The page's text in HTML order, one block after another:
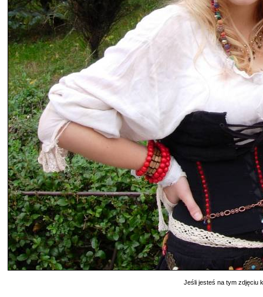
Jeśli jesteś na tym zdjęciu